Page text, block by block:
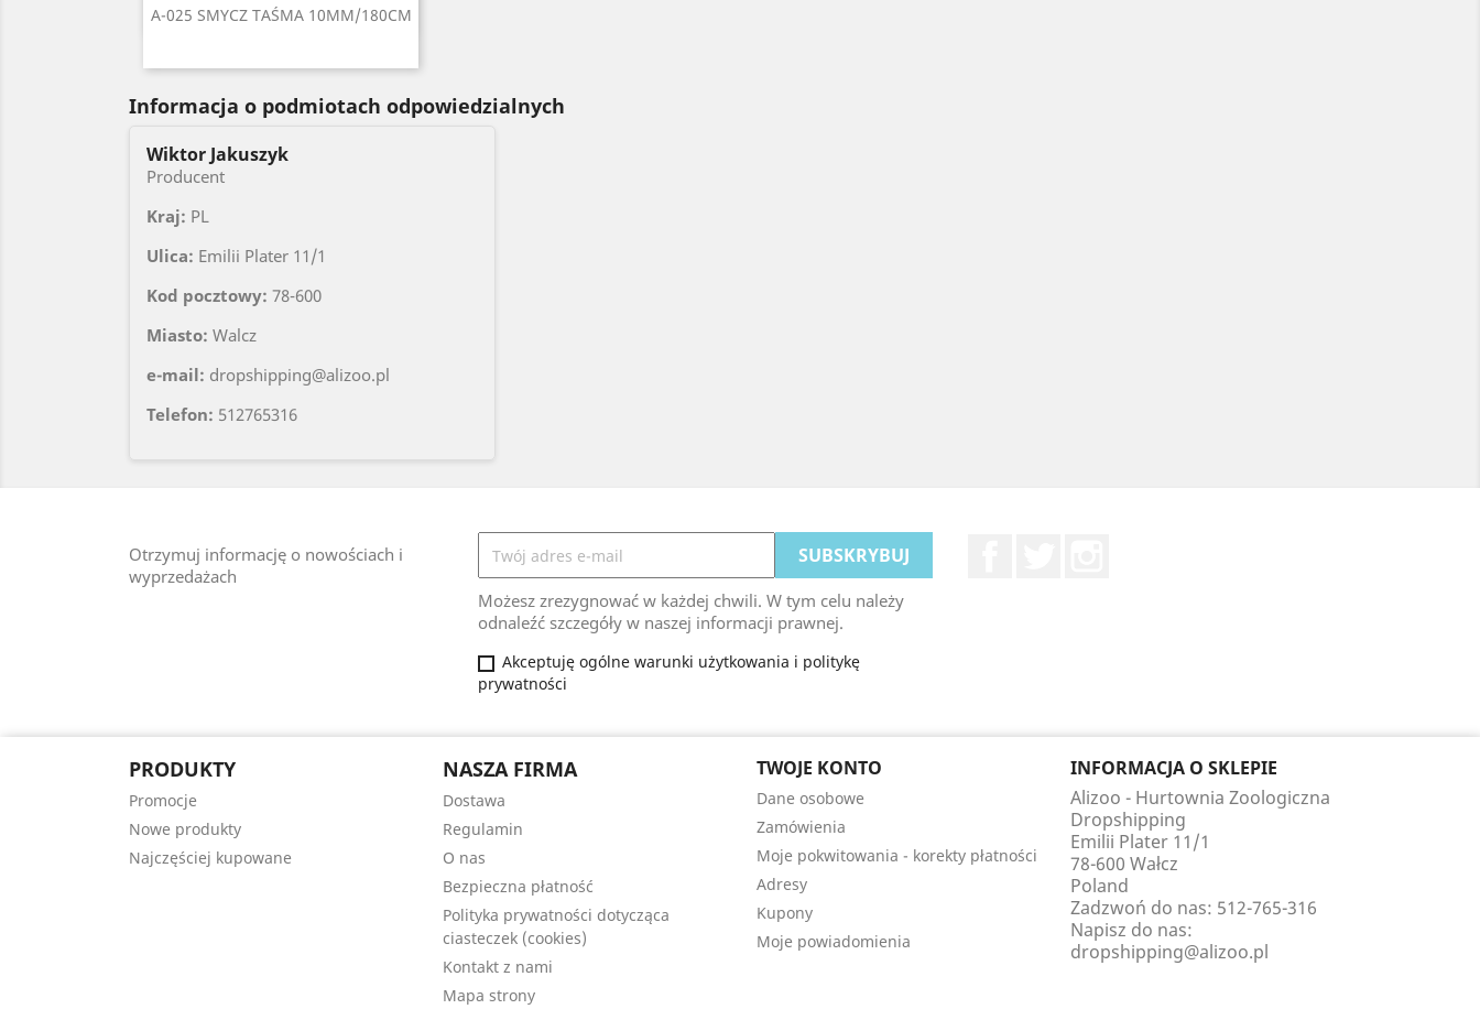
A-025 SMYCZ TAŚMA 10MM/180CM
Szybki podgląd
Informacja o podmiotach odpowiedzialnych
Wiktor Jakuszyk
Producent
Kraj: PL
Ulica: Emilii Plater 11/1
Kod pocztowy: 78-600
Miasto: Walcz
e-mail: dropshipping@alizoo.pl
Telefon: 512765316
Otrzymuj informację o nowościach i
wyprzedażach
Możesz zrezygnować w każdej chwili. W tym celu należy
odnaleźć szczegóły w naszej informacji prawnej.
Akceptuję ogólne warunki użytkowania i politykę
prywatności
PRODUKTY
Promocje
Nowe produkty
Najczęściej kupowane
NASZA FIRMA
Dostawa
Regulamin
O nas
Bezpieczna płatność
Polityka prywatności dotycząca
ciasteczek (cookies)
Kontakt z nami
Mapa strony
TWOJE KONTO
Dane osobowe
Zamówienia
Moje pokwitowania - korekty płatności
Adresy
Kupony
Moje powiadomienia
INFORMACJA O SKLEPIE
Alizoo - Hurtownia Zoologiczna
Dropshipping
Emilii Plater 11/1
78-600 Wałcz
Poland
Zadzwoń do nas: 512-765-316
Napisz do nas:
dropshipping@alizoo.pl